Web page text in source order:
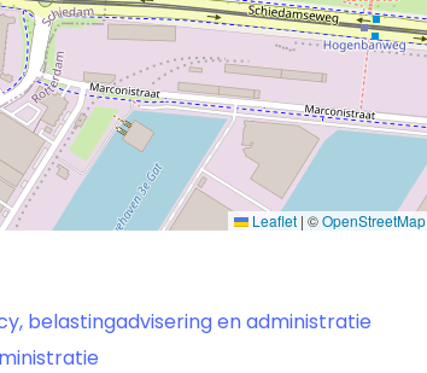
Leaflet | ©OpenStreetMap
belastingadvisering en administratie